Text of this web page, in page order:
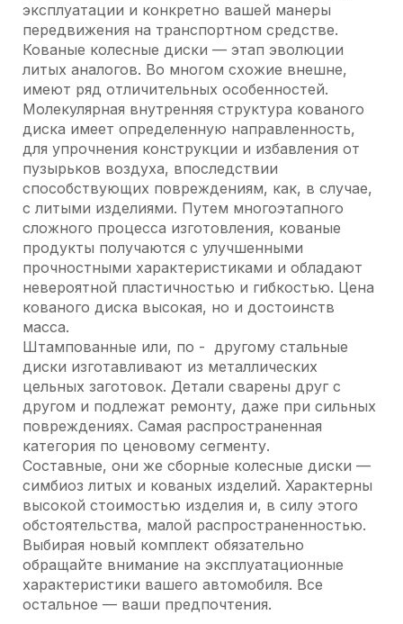
эксплуатации и конкретно вашей манеры
передвижения на транспортном средстве.
Кованые колесные диски — этап эволюции
литых аналогов. Во многом схожие внешне,
имеют ряд отличительных особенностей.
Молекулярная внутренняя структура кованого
диска имеет определенную направленность,
для упрочнения конструкции и избавления от
пузырьков воздуха, впоследствии
способствующих повреждениям, как, в случае,
с литыми изделиями. Путем многоэтапного
сложного процесса изготовления, кованые
продукты получаются с улучшенными
прочностными характеристиками и обладают
невероятной пластичностью и гибкостью. Цена
кованого диска высокая, но и достоинств
масса.
Штампованные или, по - другому стальные
диски изготавливают из металлических
цельных заготовок. Детали сварены друг с
другом и подлежат ремонту, даже при сильных
повреждениях. Самая распространенная
категория по ценовому сегменту.
Составные, они же сборные колесные диски —
симбиоз литых и кованых изделий. Характерны
высокой стоимостью изделия и, в силу этого
обстоятельства, малой распространенностью.
Выбирая новый комплект обязательно
обращайте внимание на эксплуатационные
характеристики вашего автомобиля. Все
остальное — ваши предпочтения.